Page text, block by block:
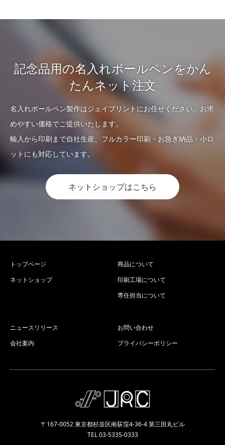
記念品用の名入れボールペンをかん
たんネット注文
名入れボールペン製作はジェイプリントにお任せください。お求
めやすい価格でご提供いたします。
輸入から印刷まで自社生産、フルカラー印刷・お急ぎ納品・小ロ
ットにも対応しています。
ネットショップはこちら
トップページ
ネットショップ
商品について
印刷工場について
専任担当について
ニュースリリース
会社案内
お問い合わせ
プライバシーポリシー
〒167-0052 東京都杉並区南荻窪4-36-4 第三田丸ビル
TEL 03-5335-0333